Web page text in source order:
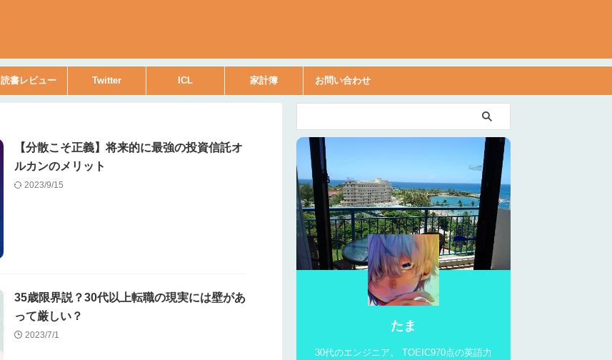
読書レビュー Twitter ICL 家計簿 お問い合わせ
【分散こそ正義】将来的に最強の投資信託オ
ルカンのメリット
2023/9/15
35歳限界説？30代以上転職の現実には壁があ
って厳しい？
2023/7/1
たま
30代のエンジニア。 TOEIC970点の英語力